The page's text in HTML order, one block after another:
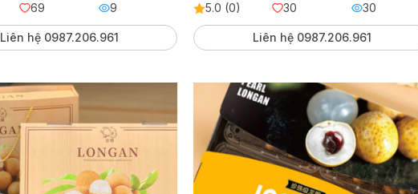
69 9
Liên hệ 0987.206.961
5.0 (0) 30 30
Liên hệ 0987.206.961